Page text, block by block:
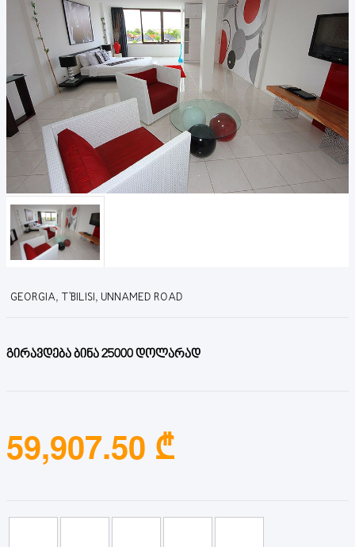
GEORGIA, T'BILISI, UNNAMED ROAD
გირავდება ბინა 25000 დოლარად
59,907.50 ₾